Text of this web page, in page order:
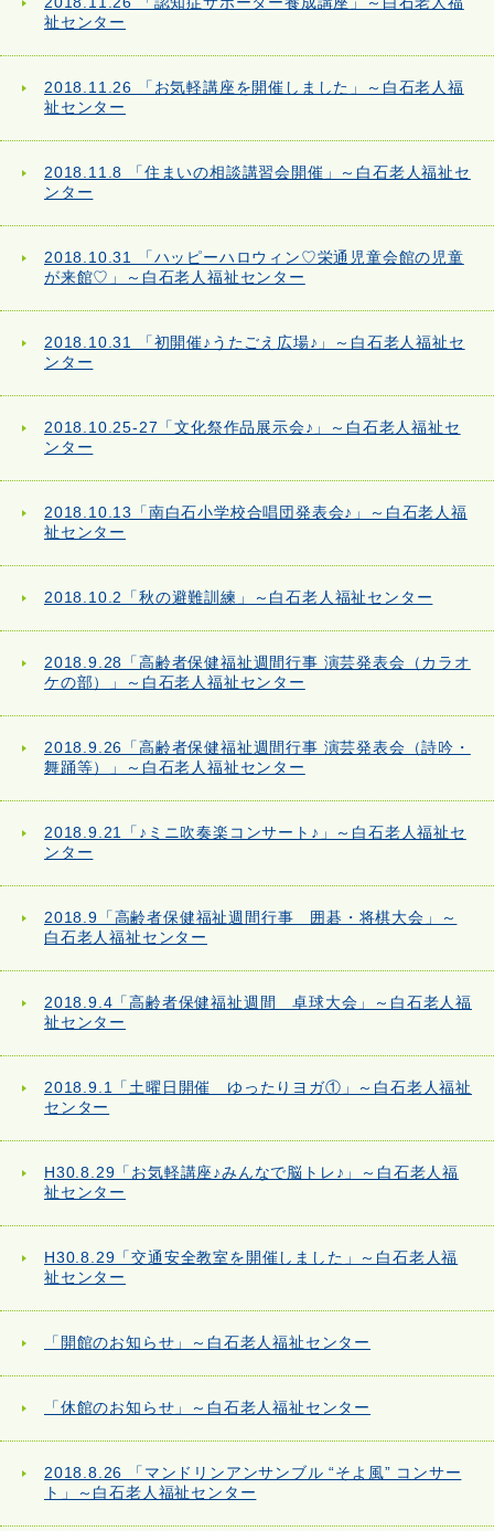
祉センター
2018.11.26 「お気軽講座を開催しました」～白石老人福
祉センター
2018.11.8 「住まいの相談講習会開催」～白石老人福祉セ
ンター
2018.10.31 「ハッピーハロウィン♡栄通児童会館の児童
が来館♡」～白石老人福祉センター
2018.10.31 「初開催♪うたごえ広場♪」～白石老人福祉セ
ンター
2018.10.25-27「文化祭作品展示会♪」～白石老人福祉セ
ンター
2018.10.13「南白石小学校合唱団発表会♪」～白石老人福
祉センター
2018.10.2「秋の避難訓練」～白石老人福祉センター
2018.9.28「高齢者保健福祉週間行事 演芸発表会（カラオ
ケの部）」～白石老人福祉センター
2018.9.26「高齢者保健福祉週間行事 演芸発表会（詩吟・
舞踊等）」～白石老人福祉センター
2018.9.21「♪ミニ吹奏楽コンサート♪」～白石老人福祉セ
ンター
2018.9「高齢者保健福祉週間行事 囲碁・将棋大会」～
白石老人福祉センター
2018.9.4「高齢者保健福祉週間 卓球大会」～白石老人福
祉センター
2018.9.1「土曜日開催 ゆったりヨガ①」～白石老人福祉
センター
H30.8.29「お気軽講座♪みんなで脳トレ♪」～白石老人福
祉センター
H30.8.29「交通安全教室を開催しました」～白石老人福
祉センター
「開館のお知らせ」～白石老人福祉センター
「休館のお知らせ」～白石老人福祉センター
2018.8.26 「マンドリンアンサンブル “そよ風” コンサー
ト」～白石老人福祉センター